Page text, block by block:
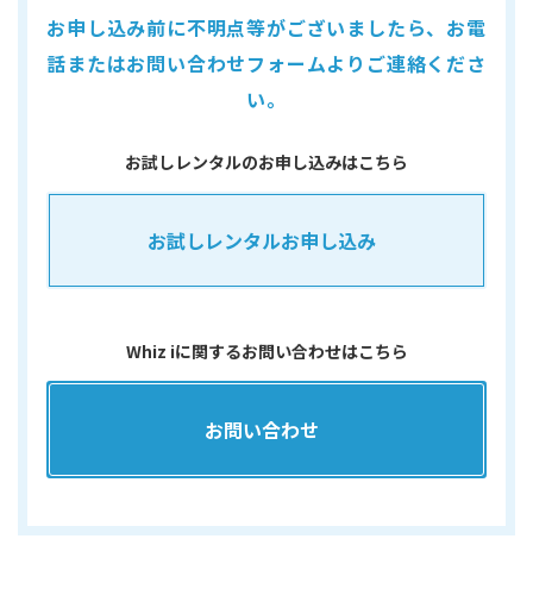
お申し込み前に不明点等がございましたら、 お電
話またはお問い合わせフォームよりご連絡くださ
い。
お試しレンタルのお申し込みはこちら
お試しレンタルお申し込み
Whiz iに関するお問い合わせはこちら
お問い合わせ